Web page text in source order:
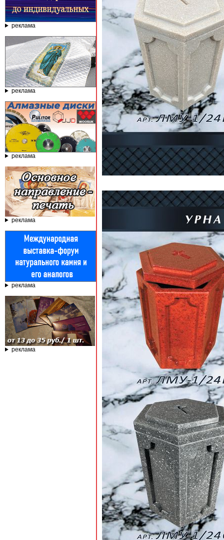
реклама
реклама
реклама
реклама
реклама
реклама